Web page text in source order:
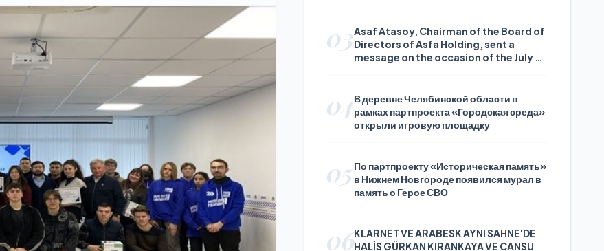
03Asaf Atasoy, Chairman of the Board of
Directors of Asfa Holding, sent a
message on the occasion of the July 24
04В деревне Челябинской области в
рамках партпроекта «Городская среда»
открыли игровую площадку
05 По партпроекту «Историческая память»
в Нижнем Новгороде появился мурал в
память о Герое СВО
06KLARNET VE ARABESK AYNI SAHNE'DE
HALİS GÜRKAN KIRANKAYA VE CANSU